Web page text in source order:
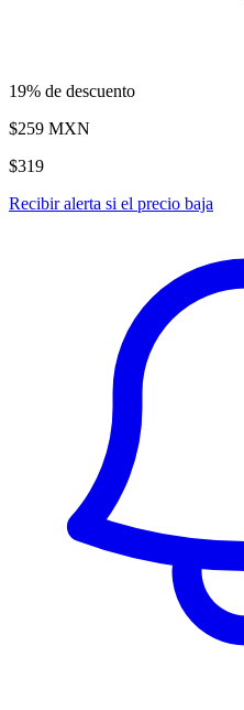
19% de descuento
$259 MXN
$319
Recibir alerta si el precio baja